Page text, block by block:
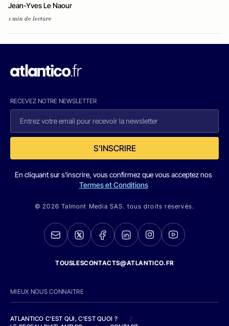
Jean-Yves Le Naour
1 min de lecture
RECEVEZ NOTRE NEWSLETTER
S'INSCRIRE
En cliquant sur s'inscrire, vous confirmez que vous acceptez nos
Termes et Conditions
© 2026 Talmont Media SAS. tous droits réservés.
TOUSLESCONTACTS@ATLANTICO.FR
MIEUX NOUS CONNAITRE
ATLANTICO C'EST QUI, C'EST QUOI ?
/